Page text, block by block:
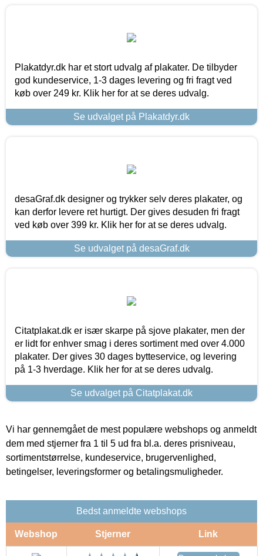
Plakatdyr.dk har et stort udvalg af plakater. De tilbyder
god kundeservice, 1-3 dages levering og fri fragt ved
køb over 249 kr. Klik her for at se deres udvalg.
Se udvalget på Plakatdyr.dk
desaGraf.dk designer og trykker selv deres plakater, og
kan derfor levere ret hurtigt. Der gives desuden fri fragt
ved køb over 399 kr. Klik her for at se deres udvalg.
Se udvalget på desaGraf.dk
Citatplakat.dk er især skarpe på sjove plakater, men der
er lidt for enhver smag i deres sortiment med over 4.000
plakater. Der gives 30 dages bytteservice, og levering
på 1-3 hverdage. Klik her for at se deres udvalg.
Se udvalget på Citatplakat.dk
Vi har gennemgået de mest populære webshops og anmeldt
dem med stjerner fra 1 til 5 ud fra bl.a. deres prisniveau,
sortimentstørrelse, kundeservice, brugervenlighed,
betingelser, leveringsformer og betalingsmuligheder.
Bedst anmeldte webshops
Webshop Stjerner Link